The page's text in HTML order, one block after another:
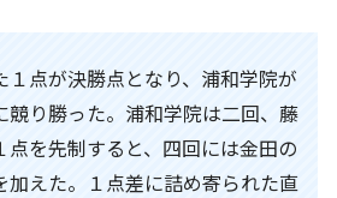
点が決勝点となり、浦和学院が
競り勝った。浦和学院は二回、藤
点を先制すると、四回には金田の
加えた。１点差に詰め寄られた直